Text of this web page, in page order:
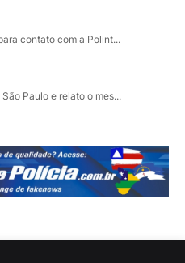
contato com a Polint...
Paulo e relato o mes...